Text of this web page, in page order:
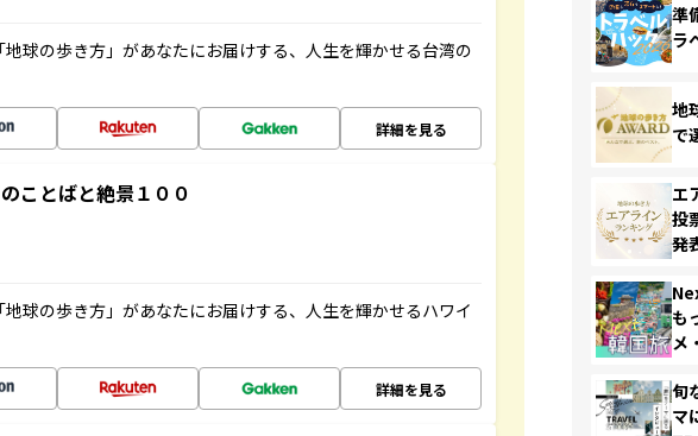
球の歩き方」があなたにお届けする、人生を輝かせる台湾の
詳細を見る
ことばと絶景１００
球の歩き方」があなたにお届けする、人生を輝かせるハワイ
詳細を見る
準
ラ
地
で
エ
投
発
も
メ
旬
マ